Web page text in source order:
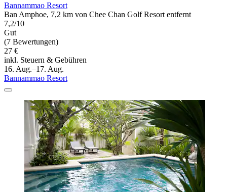
Bannammao Resort
Ban Amphoe, 7,2 km von Chee Chan Golf Resort entfernt
7,2/10
Gut
(7 Bewertungen)
27 €
inkl. Steuern & Gebühren
16. Aug.–17. Aug.
Bannammao Resort